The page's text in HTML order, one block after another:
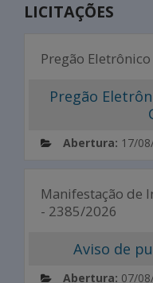
LICITAÇÕES
Pregão
Pregão
Abertura: 17/
Manifestação de
- 2385/2026
Aviso de
Abertura: 07/